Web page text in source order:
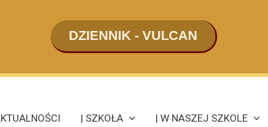
DZIENNIK - VULCAN
| SZKOŁA
| W NASZEJ SZKOLE